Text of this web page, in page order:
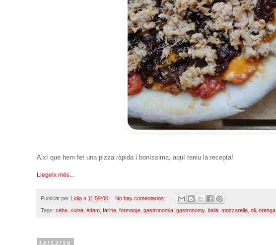
Així que hem fet una pizza ràpida i boníssima, aquí teniu la recepta!
Llegeix més...
Publicat per Lídia a 11:59:00 No hay comentarios:
Tags: ceba cuina edam farina formatge gastronomia gastronomy, Italia mozzarella oli orenga
16/12/19